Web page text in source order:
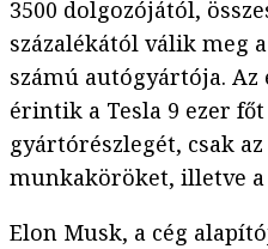
3500 dolgozójától,
százalékától válik meg
számú autógyártója. Az
érintik a Tesla 9 ezer
gyártórészlegét, csak
munkaköröket, illetve a
Elon Musk, a cég